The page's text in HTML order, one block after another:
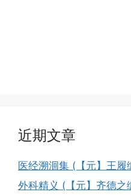
近期文章
医经溯洄集 (【元】王履
外科精义 (【元】齐德之